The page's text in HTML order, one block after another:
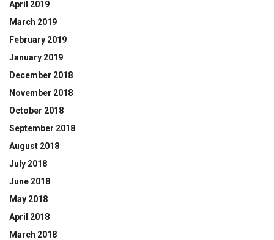
April 2019
March 2019
February 2019
January 2019
December 2018
November 2018
October 2018
September 2018
August 2018
July 2018
June 2018
May 2018
April 2018
March 2018